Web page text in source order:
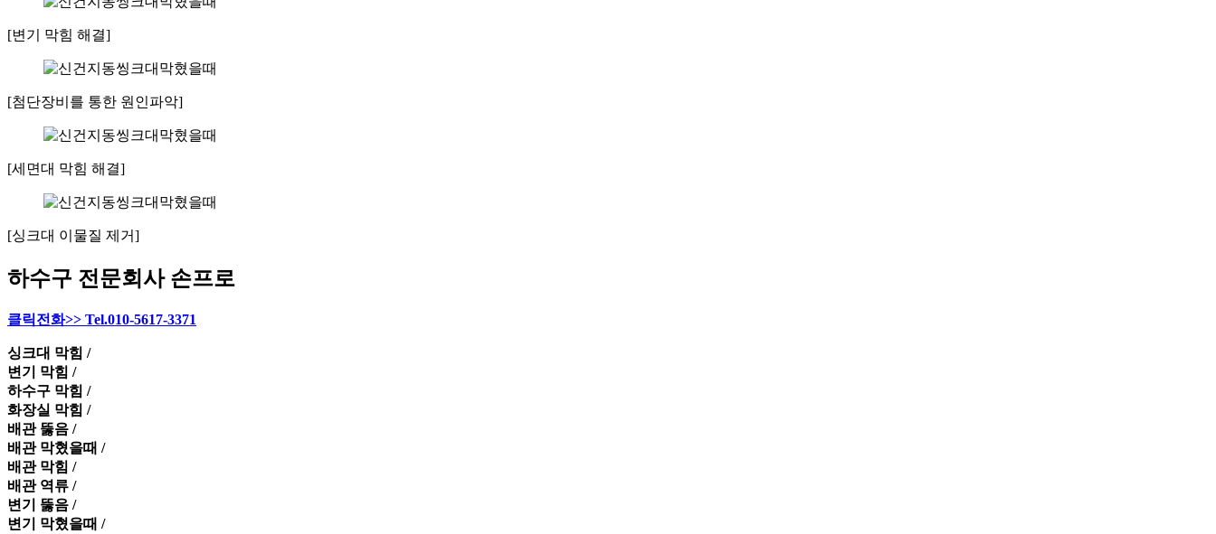
[변기 막힘 해결]
[첨단장비를 통한 원인파악]
[세면대 막힘 해결]
[싱크대 이물질 제거]
하수구 전문회사 손프로
클릭전화>> Tel.010-5617-3371
싱크대 막힘 /
변기 막힘 /
하수구 막힘 /
화장실 막힘 /
배관 뚫음 /
배관 막혔을때 /
배관 막힘 /
배관 역류 /
변기 뚫음 /
변기 막혔을때 /